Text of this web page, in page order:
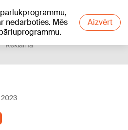
nedarboties. Mēs
Aizvērt
Reklāma